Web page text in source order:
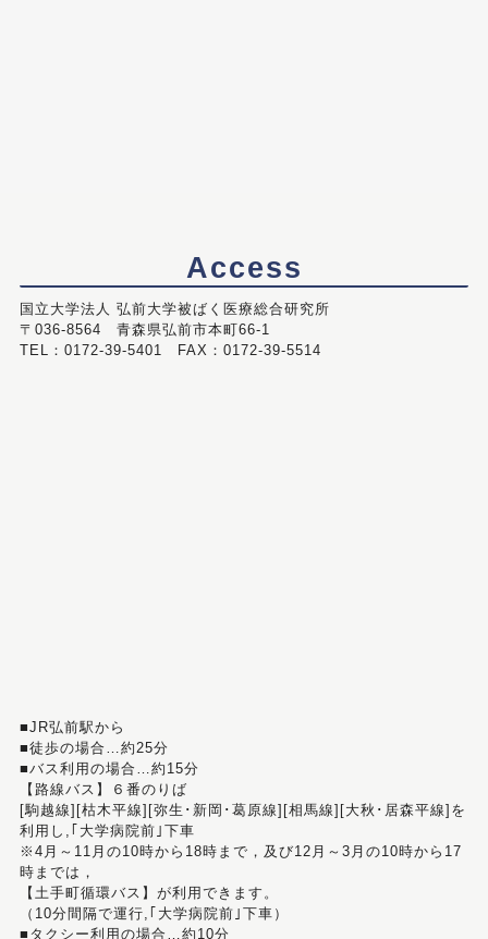
Access
国立大学法人 弘前大学被ばく医療総合研究所
〒036-8564 青森県弘前市本町66-1
TEL：0172-39-5401 FAX：0172-39-5514
■JR弘前駅から
■徒歩の場合…約25分
■バス利用の場合…約15分
【路線バス】６番のりば
[駒越線][枯木平線][弥生･新岡･葛原線][相馬線][大秋･居森平線]を
利用し,｢大学病院前｣下車
※4月～11月の10時から18時まで，及び12月～3月の10時から17
時までは，
【土手町循環バス】が利用できます。
（10分間隔で運行,｢大学病院前｣下車）
■タクシー利用の場合…約10分